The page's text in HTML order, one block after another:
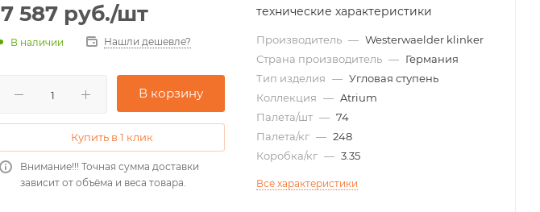
7 587 руб./шт
В наличии Нашли дешевле?
В корзину
Купить в 1 клик
Внимание!!! Точная сумма доставки
зависит от объёма и веса товара.
технические характеристики
Производитель — Westerwaelder klinker
Страна производитель — Германия
Тип изделия — Угловая ступень
Коллекция — Atrium
Палета/шт — 74
Палета/кг — 248
Коробка/кг — 3.35
Все характеристики